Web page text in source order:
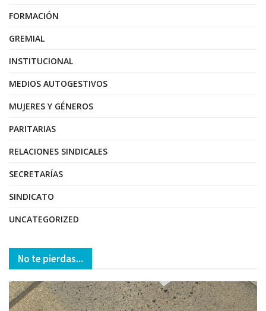
FORMACIÓN
GREMIAL
INSTITUCIONAL
MEDIOS AUTOGESTIVOS
MUJERES Y GÉNEROS
PARITARIAS
RELACIONES SINDICALES
SECRETARÍAS
SINDICATO
UNCATEGORIZED
No te pierdas...